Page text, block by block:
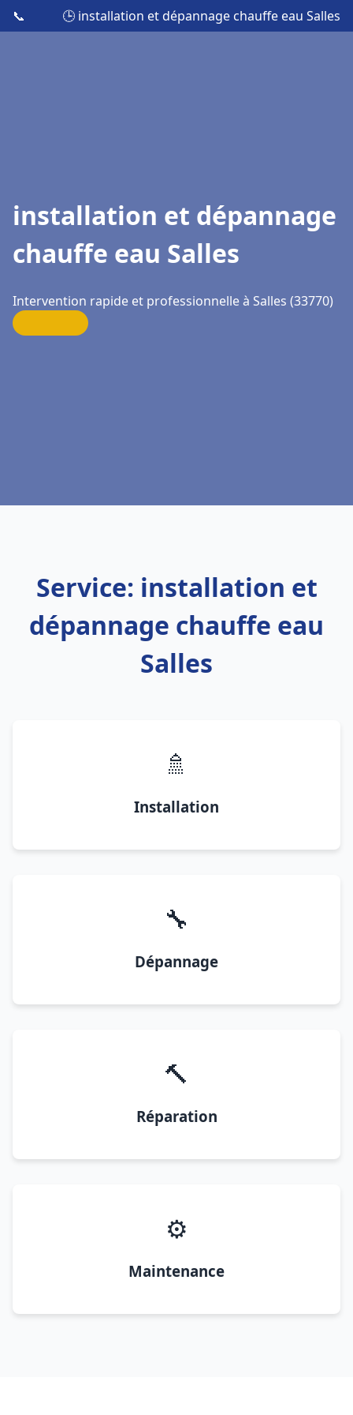
📞 🕒 installation et dépannage chauffe eau Salles
installation et dépannage
chauffe eau Salles
Intervention rapide et professionnelle à Salles (33770)
Service: installation et
dépannage chauffe eau
Salles
🚿
Installation
🔧
Dépannage
🔨
Réparation
⚙️
Maintenance